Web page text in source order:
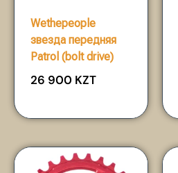
Wethepeople
звезда передняя
Patrol (bolt drive)
26 900 KZT